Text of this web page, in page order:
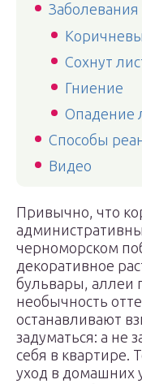
Заболевания
Сохнут
Гниение
Опадение
Способы
Видео
Привычно, что
черноморском
декоративное
бульвары, аллеи
необычность
останавливают
задуматься: а не
себя в квартире.
уход в домашних